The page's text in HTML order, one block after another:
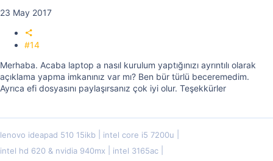
23 May 2017
#14
Merhaba. Acaba laptop a nasıl kurulum yaptığınızı ayrıntılı olarak
açıklama yapma imkanınız var mı? Ben bür türlü beceremedim.
Ayrıca efi dosyasını paylaşırsanız çok iyi olur. Teşekkürler
lenovo ideapad 510 15ikb
intel core i5 7200u
intel hd 620 & nvidia 940mx
intel 3165ac